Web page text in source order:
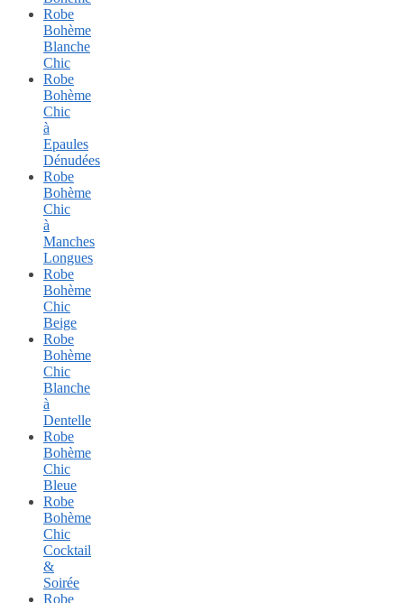
Robe
Bohème
Blanche
Chic
Robe
Bohème
Chic
à
Epaules
Dénudées
Robe
Bohème
Chic
à
Manches
Longues
Robe
Bohème
Chic
Beige
Robe
Bohème
Chic
Blanche
à
Dentelle
Robe
Bohème
Chic
Bleue
Robe
Bohème
Chic
Cocktail
&
Soirée
Robe